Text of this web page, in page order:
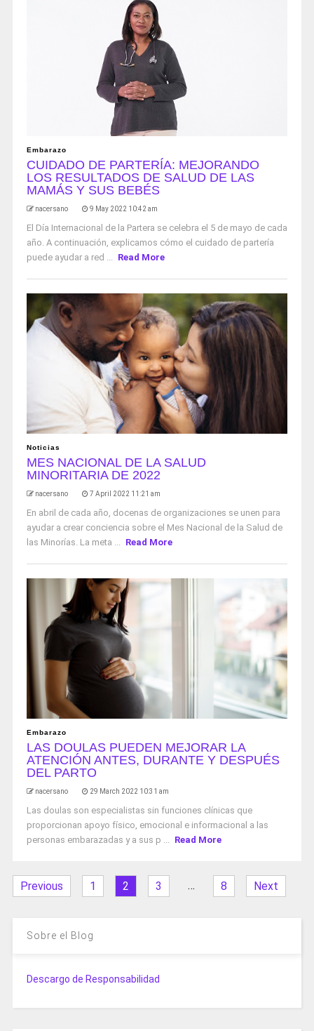
Embarazo
CUIDADO DE PARTERÍA: MEJORANDO
LOS RESULTADOS DE SALUD DE LAS
MAMÁS Y SUS BEBÉS
nacersano 9 May 2022 10:42 am
El Día Internacional de la Partera se celebra el 5 de mayo de cada
año. A continuación, explicamos cómo el cuidado de partería
puede ayudar a red ... Read More
Noticias
MES NACIONAL DE LA SALUD
MINORITARIA DE 2022
nacersano 7 April 2022 11:21 am
En abril de cada año, docenas de organizaciones se unen para
ayudar a crear conciencia sobre el Mes Nacional de la Salud de
las Minorías. La meta ... Read More
Embarazo
LAS DOULAS PUEDEN MEJORAR LA
ATENCIÓN ANTES, DURANTE Y DESPUÉS
DEL PARTO
nacersano 29 March 2022 10:31 am
Las doulas son especialistas sin funciones clínicas que
proporcionan apoyo físico, emocional e informacional a las
personas embarazadas y a sus p ... Read More
Previous 1 2 3 … 8 Next
Sobre el Blog
Descargo de Responsabilidad